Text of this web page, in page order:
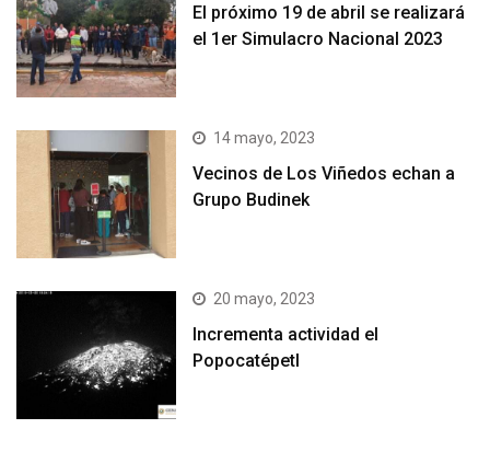
El próximo 19 de abril se realizará
el 1er Simulacro Nacional 2023
14 mayo, 2023
Vecinos de Los Viñedos echan a
Grupo Budinek
20 mayo, 2023
Incrementa actividad el
Popocatépetl